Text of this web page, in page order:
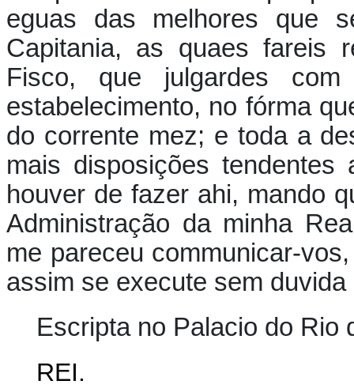
eguas das melhores que
Capitania, as quaes fareis
Fisco, que julgardes
estabelecimento, no fórma
do corrente mez; e toda a
mais disposições tendentes
houver de fazer ahi, mando
Administração da minha
me pareceu communicar-
assim se execute sem
Escripta no Palacio do Rio
REI.